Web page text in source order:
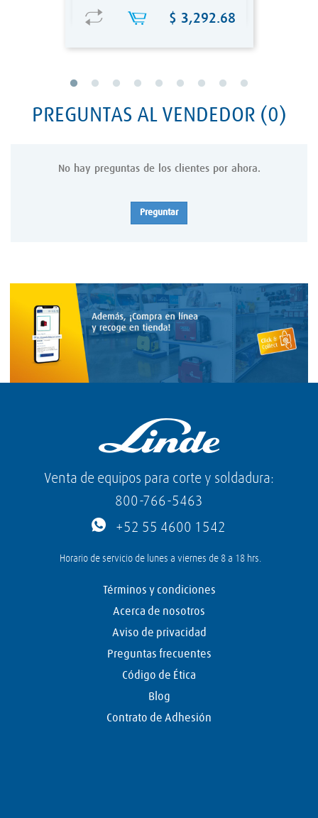
$ 3,292.68
Precio
PREGUNTAS AL VENDEDOR (0)
No hay preguntas de los clientes por ahora.
Preguntar
Venta de equipos para corte y soldadura:
800-766-5463
+52 55 4600 1542
Horario de servicio de lunes a viernes de 8 a 18 hrs.
Términos y condiciones
Acerca de nosotros
Aviso de privacidad
Preguntas frecuentes
Código de Ética
Blog
Contrato de Adhesión